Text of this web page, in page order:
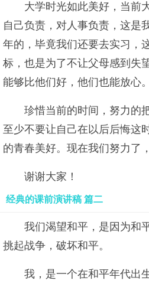
大学时光如此美好，当前
自己负责，对人事负责，这是
年的，毕竟我们还要去实习，
标，也是为了不让父母感到失
能够比他们好，他们也能放心。
珍惜当前的时间，努力的
至少不要让自己在以后后悔这
的青春美好。现在我们努力了
谢谢大家！
经典的课前演讲稿 篇二
我们渴望和平，是因为和
挑起战争，破坏和平。
我，是一个在和平年代出